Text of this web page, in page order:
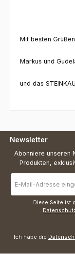
Mit besten
Markus und
und das
Newsletter
Abonniere unseren
Produkten,
Mail-
Adresse
Diese Seite ist
Ich habe die